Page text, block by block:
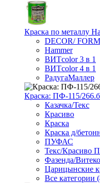
Краска по металлу
DECOR/
Hammer
ВИТcolor 3 в 1
ВИТcolor 4 в 1
РадугаМаллер
Краска: ПФ-115/
Казачка/Текс
Красиво
Краска
Краска д/
ПУФАС
Текс/Красиво
Фазенда/Витеко
Царицынские
Все категории